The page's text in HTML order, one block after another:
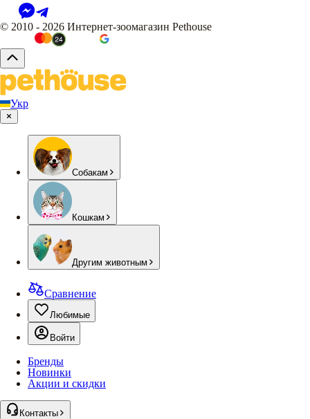
© 2010 - 2026 Интернет-зоомагазин Pethouse
Укр
Собакам
Кошкам
Другим животным
Сравнение
Любимые
Войти
Бренды
Новинки
Акции и скидки
Контакты